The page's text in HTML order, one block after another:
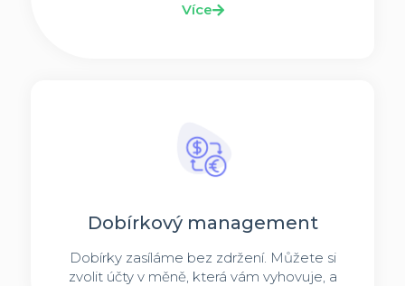
Více
Dobírkový management
Dobírky zasíláme bez zdržení. Můžete si
zvolit účty v měně, která vám vyhovuje, a